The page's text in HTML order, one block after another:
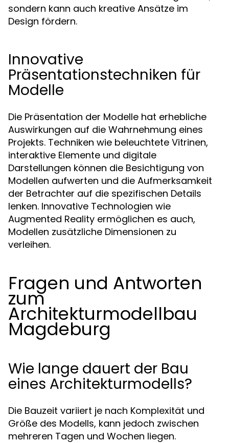
sondern kann auch kreative Ansätze im
Design fördern.
Innovative
Präsentationstechniken für
Modelle
Die Präsentation der Modelle hat erhebliche
Auswirkungen auf die Wahrnehmung eines
Projekts. Techniken wie beleuchtete Vitrinen,
interaktive Elemente und digitale
Darstellungen können die Besichtigung von
Modellen aufwerten und die Aufmerksamkeit
der Betrachter auf die spezifischen Details
lenken. Innovative Technologien wie
Augmented Reality ermöglichen es auch,
Modellen zusätzliche Dimensionen zu
verleihen.
Fragen und Antworten
zum
Architekturmodellbau
Magdeburg
Wie lange dauert der Bau
eines Architekturmodells?
Die Bauzeit variiert je nach Komplexität und
Größe des Modells, kann jedoch zwischen
mehreren Tagen und Wochen liegen.